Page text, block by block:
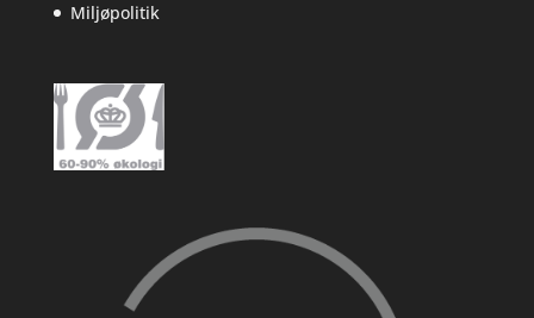
Miljøpolitik